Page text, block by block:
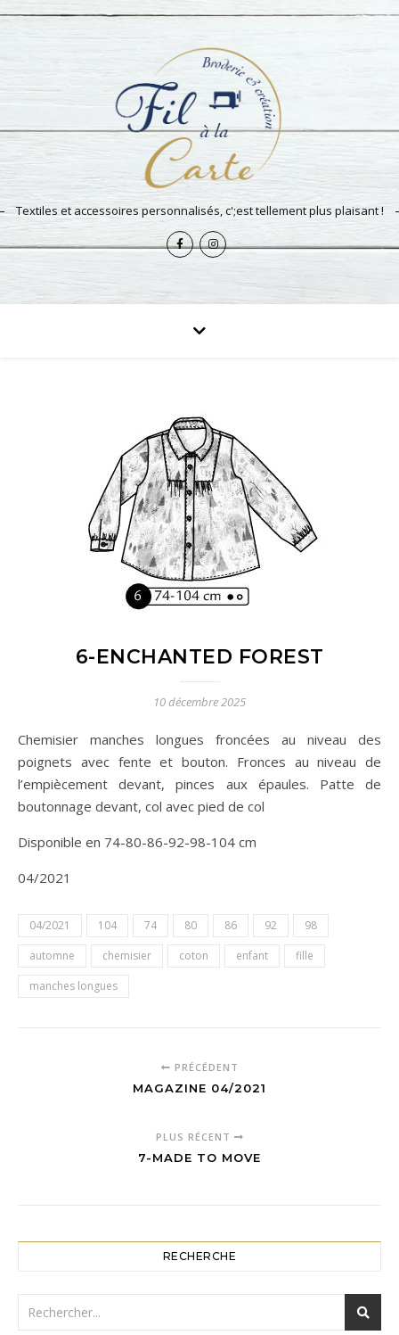
Textiles et accessoires personnalisés, c';est tellement plus plaisant !
6-ENCHANTED FOREST
10 décembre 2025
Chemisier manches longues froncées au niveau des
poignets avec fente et bouton. Fronces au niveau de
l’empiècement devant, pinces aux épaules. Patte de
boutonnage devant, col avec pied de col
Disponible en 74-80-86-92-98-104 cm
04/2021
04/2021 104 74 80 86 92
98
automne
chemisier coton enfant
fille
manches longues
PRÉCÉDENT
MAGAZINE 04/2021
PLUS RÉCENT
7-MADE TO MOVE
RECHERCHE